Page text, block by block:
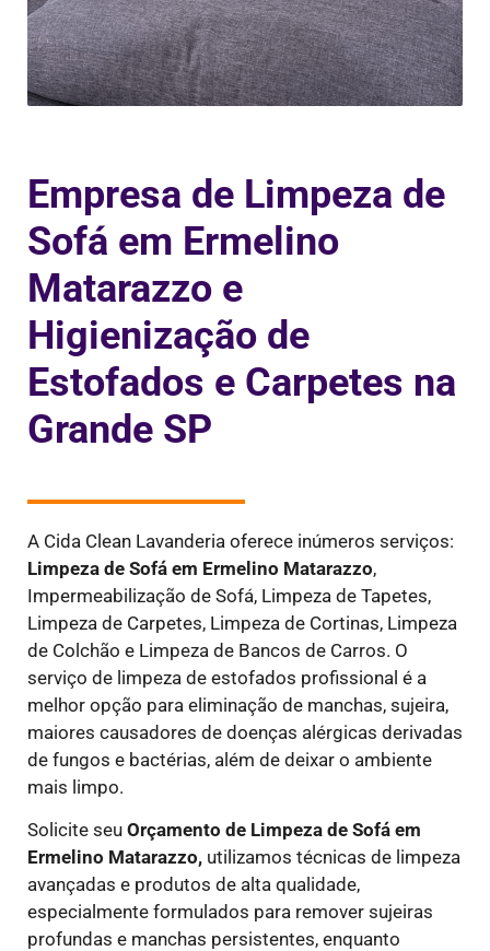
Empresa de Limpeza de
Sofá em Ermelino
Matarazzo e
Higienização de
Estofados e Carpetes na
Grande SP
A Cida Clean Lavanderia oferece inúmeros serviços:
Limpeza de Sofá em Ermelino Matarazzo,
Impermeabilização de Sofá, Limpeza de Tapetes,
Limpeza de Carpetes, Limpeza de Cortinas, Limpeza
de Colchão e Limpeza de Bancos de Carros. O
serviço de limpeza de estofados profissional é a
melhor opção para eliminação de manchas, sujeira,
maiores causadores de doenças alérgicas derivadas
de fungos e bactérias, além de deixar o ambiente
mais limpo.
Solicite seu Orçamento de Limpeza de Sofá em
Ermelino Matarazzo, utilizamos técnicas de limpeza
avançadas e produtos de alta qualidade,
especialmente formulados para remover sujeiras
profundas e manchas persistentes, enquanto